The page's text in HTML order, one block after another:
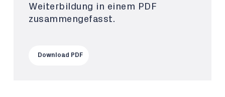
Weiterbildung in einem PDF
zusammengefasst.
Download PDF